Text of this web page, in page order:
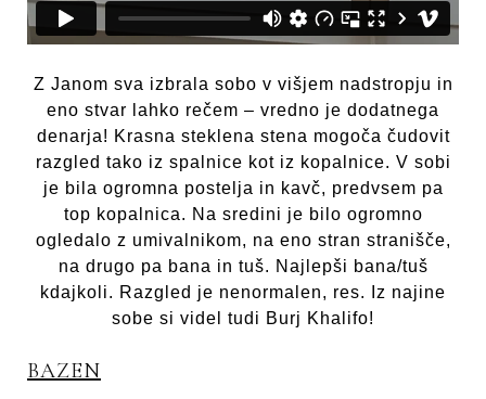
Z Janom sva izbrala sobo v višjem nadstropju in
eno stvar lahko rečem – vredno je dodatnega
denarja! Krasna steklena stena mogoča čudovit
razgled tako iz spalnice kot iz kopalnice. V sobi
je bila ogromna postelja in kavč, predvsem pa
top kopalnica. Na sredini je bilo ogromno
ogledalo z umivalnikom, na eno stran stranišče,
na drugo pa bana in tuš. Najlepši bana/tuš
kdajkoli. Razgled je nenormalen, res. Iz najine
sobe si videl tudi Burj Khalifo!
BAZEN